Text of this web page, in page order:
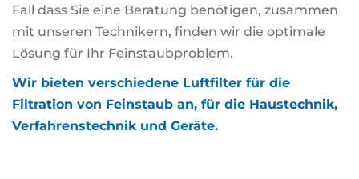
Fall dass Sie eine Beratung benötigen, zusammen
mit unseren Technikern, finden wir die optimale
Lösung für Ihr Feinstaubproblem.
Wir bieten verschiedene Luftfilter für die
Filtration von Feinstaub an, für die Haustechnik,
Verfahrenstechnik und Geräte.